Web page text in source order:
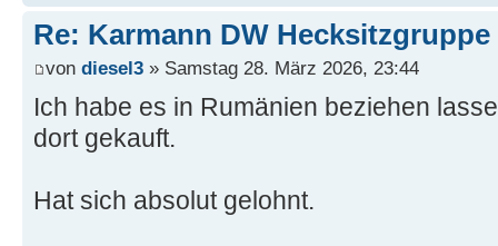
Re: Karmann DW
von diesel3 » Samstag 28. März 2026, 23:44
Ich habe es in Rumänien beziehen
dort gekauft.
Hat sich absolut gelohnt.